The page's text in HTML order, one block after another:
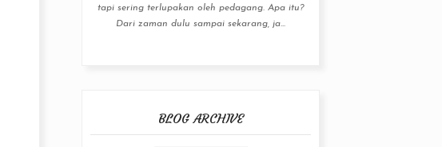
tapi sering terlupakan oleh pedagang. Apa itu?
Dari zaman dulu sampai sekarang, ja...
BLOG ARCHIVE